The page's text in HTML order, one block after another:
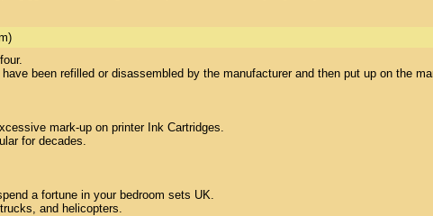
been refilled or disassembled by the manufacturer and then put up on the
mark-up on printer Ink Cartridges.
for decades.
a fortune in your bedroom sets UK.
and helicopters.